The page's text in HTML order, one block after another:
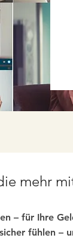
mehr
– für Ihre
fühlen –